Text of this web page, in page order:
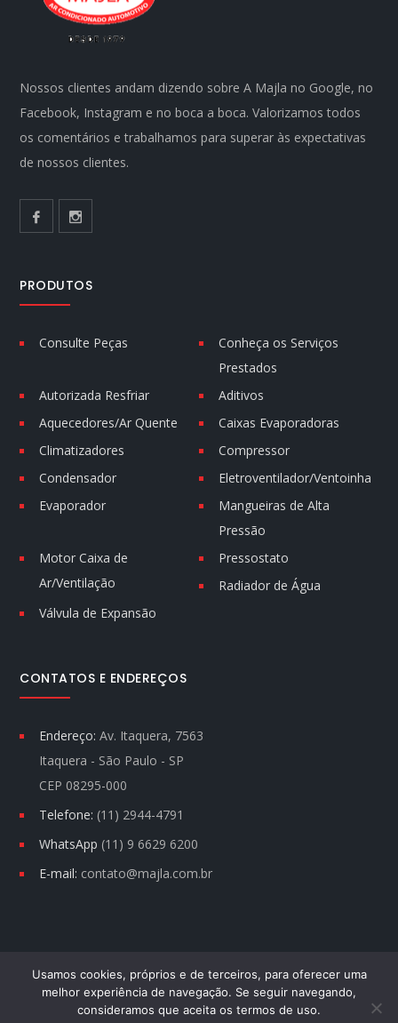
Nossos clientes andam dizendo sobre A Majla no Google, no
Facebook, Instagram e no boca a boca. Valorizamos todos
os comentários e trabalhamos para superar às expectativas
de nossos clientes.
PRODUTOS
Consulte Peças
Conheça os Serviços
Prestados
Autorizada Resfriar
Aditivos
Aquecedores/Ar Quente
Caixas Evaporadoras
Climatizadores
Compressor
Condensador
Eletroventilador/Ventoinha
Evaporador
Mangueiras de Alta
Pressão
Motor Caixa de
Ar/Ventilação
Pressostato
Radiador de Água
Válvula de Expansão
CONTATOS E ENDEREÇOS
Endereço: Av. Itaquera, 7563
Itaquera - São Paulo - SP
CEP 08295-000
Telefone: (11) 2944-4791
WhatsApp (11) 9 6629 6200
E-mail: contato@majla.com.br
MAJLA © TODOS DIREITOS RESERVADOS.
Usamos cookies, próprios e de terceiros, para oferecer uma
melhor experiência de navegação. Se seguir navegando,
consideramos que aceita os termos de uso.